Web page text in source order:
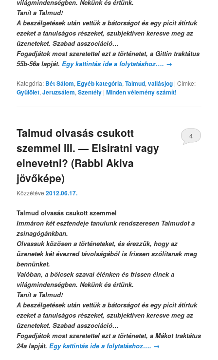
világmindenségben. Nekünk és értünk.
Tanít a Talmud!
A beszélgetések után vettük a bátorságot és egy picit átírtuk
ezeket a tanulságos részeket, szubjektíven keresve meg az
üzeneteket. Szabad asszociáció…
Fogadjátok most szeretettel ezt a történetet, a Gittin traktátus
55b-56a lapját.Egy kattintás ide a folytatáshoz…. →
Kategória: Bét Sálom, Egyéb kategória,Talmud,vallásjog |Címke:
Gyűlölet,Jeruzsálem,Szentély |Minden vélemény számít!
Talmud olvasás csukott
szemmel III. — Elsiratni vagy
elnevetni? (Rabbi Akiva
jövőképe)
Közzétéve2012.06.17.
4
Talmud olvasás csukott szemmel
Immáron két esztendeje tanulunk rendszeresen Talmudot a
zsinagógánkban.
Olvassuk közösen a történeteket, és érezzük, hogy az
üzenetek két évezred távolságából is frissen szólítanak meg
bennünket.
Valóban, a bölcsek szavai élénken és frissen élnek a
világmindenségben. Nekünk és értünk.
Tanít a Talmud!
A beszélgetések után vettük a bátorságot és egy picit átírtuk
ezeket a tanulságos részeket, szubjektíven keresve meg az
üzeneteket. Szabad asszociáció…
Fogadjátok most szeretettel ezt a történetet, a Mákot traktátus
24a lapját.Egy kattintás ide a folytatáshoz…. →